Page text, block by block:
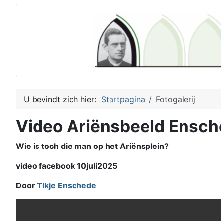
U bevindt zich hier: Startpagina Fotogalerij
Video Ariënsbeeld
Wie is toch die man op het Ariënsplein?
video facebook 10juli2025
Door Tikje Enschede